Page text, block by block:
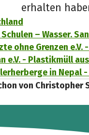
erhalten
– Wasser.
ohne Grenzen e.V.
e.V. - Plastikmüll
in Nepal
von Christopher